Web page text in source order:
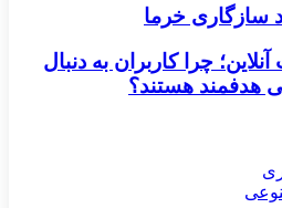
سازگاری خرما
آنلاین؛ چرا کاربران به دنبال
هدفمند هستند؟